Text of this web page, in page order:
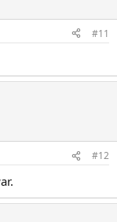
#11
#12